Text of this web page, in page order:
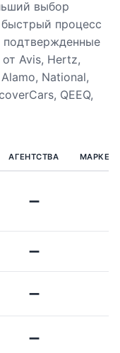
выбор
процесс
подтвержденные
Avis, Hertz,
National,
QEEQ,
АГЕНТСТВА
➖
➖
➖
➖